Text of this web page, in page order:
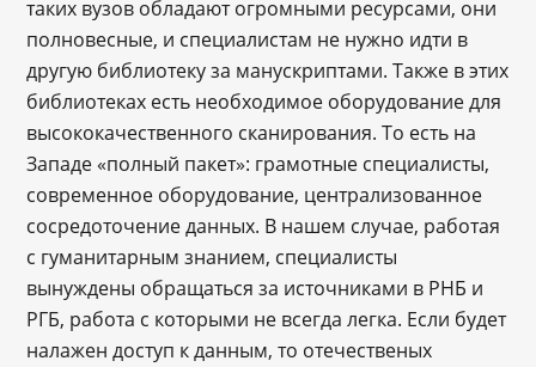
таких вузов обладают огромными ресурсами, они
полновесные, и специалистам не нужно идти в
другую библиотеку за манускриптами. Также в этих
библиотеках есть необходимое оборудование для
высококачественного сканирования. То есть на
Западе «полный пакет»: грамотные специалисты,
современное оборудование, централизованное
сосредоточение данных. В нашем случае, работая
с гуманитарным знанием, специалисты
вынуждены обращаться за источниками в РНБ и
РГБ, работа с которыми не всегда легка. Если будет
налажен доступ к данным, то отечественых